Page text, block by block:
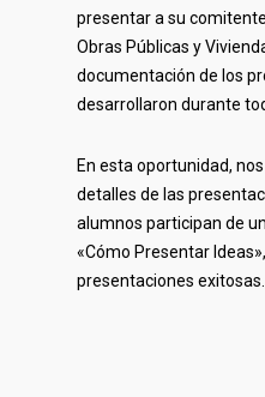
presentar a su
Obras Públicas y
documentación de los
desarrollaron durante
En esta oportunidad,
detalles de las
alumnos participan de
«Cómo Presentar
presentaciones exitosas.